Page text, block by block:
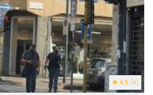
4.5 (4)